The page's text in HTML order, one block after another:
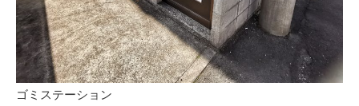
ゴミステーション